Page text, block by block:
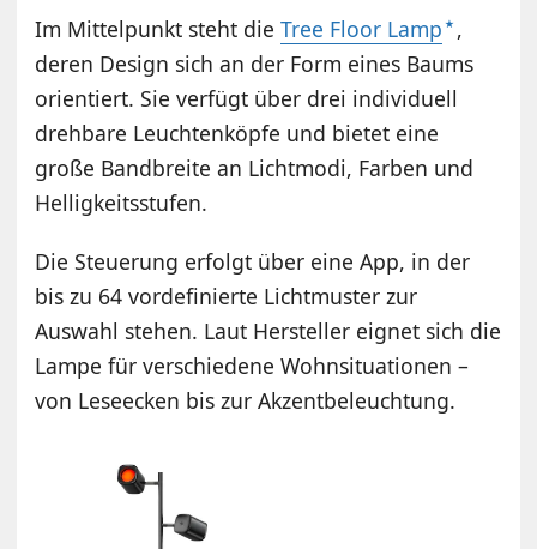
Im Mittelpunkt steht dieTree Floor Lamp ,
deren Design sich an der Form eines Baums
orientiert. Sie verfügt über drei individuell
drehbare Leuchtenköpfe und bietet eine
große Bandbreite an Lichtmodi, Farben und
Helligkeitsstufen.
Die Steuerung erfolgt über eine App, in der
bis zu 64 vordefinierte Lichtmuster zur
Auswahl stehen. Laut Hersteller eignet sich die
Lampe für verschiedene Wohnsituationen –
von Leseecken bis zur Akzentbeleuchtung.